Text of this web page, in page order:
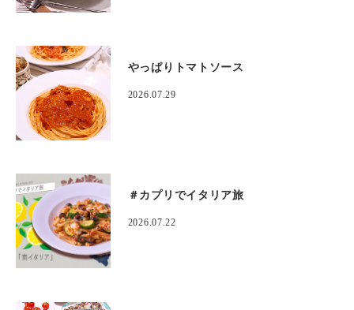
やっぱりトマトソース
2026.07.29
＃カプリでイタリア旅
2026.07.22